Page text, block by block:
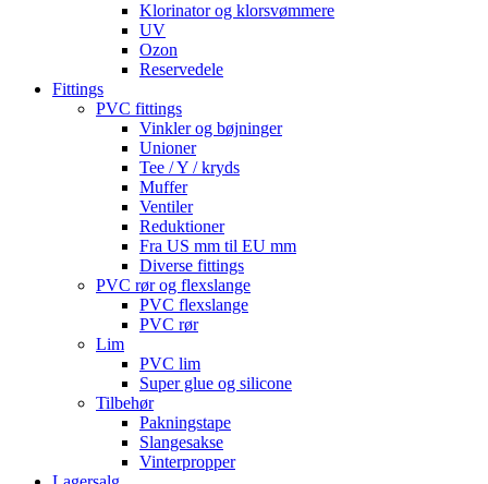
Klorinator og klorsvømmere
UV
Ozon
Reservedele
Fittings
PVC fittings
Vinkler og bøjninger
Unioner
Tee / Y / kryds
Muffer
Ventiler
Reduktioner
Fra US mm til EU mm
Diverse fittings
PVC rør og flexslange
PVC flexslange
PVC rør
Lim
PVC lim
Super glue og silicone
Tilbehør
Pakningstape
Slangesakse
Vinterpropper